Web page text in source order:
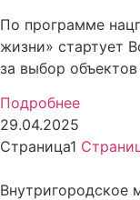
По программе
жизни» стартует
за выбор
Подробнее
29.04.2025
Страница1
Внутригородское